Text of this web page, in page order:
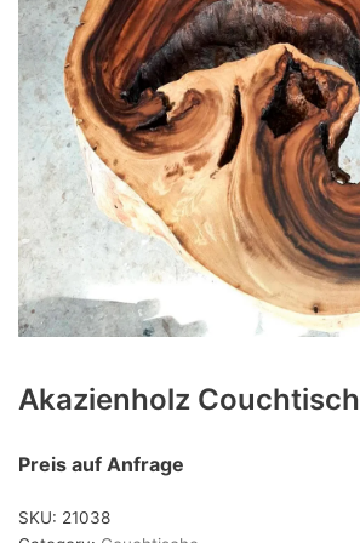
Produkt-Kategorien
Couchtische (7)
Deko (4)
Stühle (2)
Tische (13)
Tischgestelle (0)
Tischplatten (79)
Unkategorisiert
Akazienholz Couchtisch
Preis auf Anfrage
SKU: 21038